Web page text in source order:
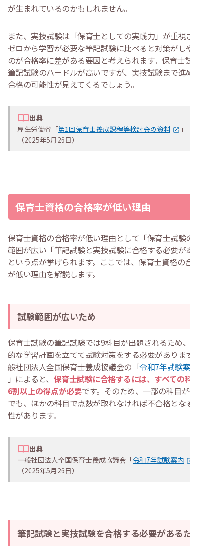
が生まれているのかもしれません。
また、実技試験は「保育士としての実践力」が重視され、
ゼロから学習が必要な筆記試験に比べると対策がしやすい
のが合格率に差がある要因と考えられます。保育士試験は
筆記試験のハードルが高いですが、実技試験まで進めば、
合格の可能性が見えてくるでしょう。
出典
厚生労働省「第1回保育士養成課程等検討会の資料
」
（2025年5月26日）
保育士資格の合格率が低い理由
保育士資格の合格率が低い理由として「保育士試験の試験
範囲が広い「筆記試験と実技試験に合格する必要がある」
という点が挙げられます。ここでは、保育士資格の合格率
が低い理由を解説します。
試験範囲が広いため
保育士試験の筆記試験では9科目が出題されるため、効率
的な学習計画を立てて試験対策をする必要があります。一
般社団法人全国保育士養成協議会の「令和7年試験案内
」によると、 保育士試験に合格するには、すべての科目で
6割以上の得点が必要です。そのため、一部の科目が得意
でも、ほかの科目で点数が取れなければ不合格となる可能
性があります。
出典
一般社団法人全国保育士養成協議会「令和7年試験案内
（2025年5月26日）
筆記試験と実技試験を合格する必要があるため